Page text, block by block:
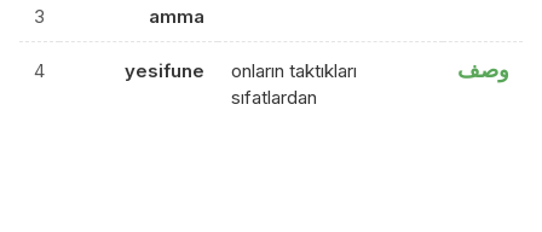
3 amma
4 yesifune
onların taktıkları
sıfatlardan
وصف